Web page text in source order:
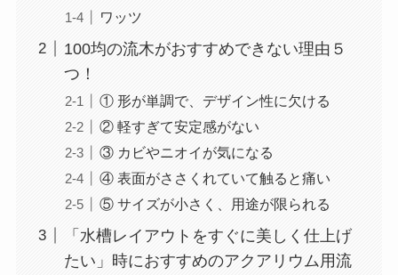
ワッツ
100均の流木がおすすめできない理由５
つ！
① 形が単調で、デザイン性に欠ける
② 軽すぎて安定感がない
③ カビやニオイが気になる
④ 表面がささくれていて触ると痛い
⑤ サイズが小さく、用途が限られる
「水槽レイアウトをすぐに美しく仕上げ
たい」時におすすめのアクアリウム用流